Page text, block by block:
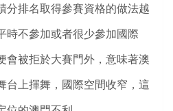
分排名取得參賽資格的做法越
時不參加或者很少參加國際
會被拒於大賽門外，意味著澳
台上揮舞，國際空間收窄，這